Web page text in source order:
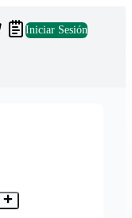
Iniciar Sesión